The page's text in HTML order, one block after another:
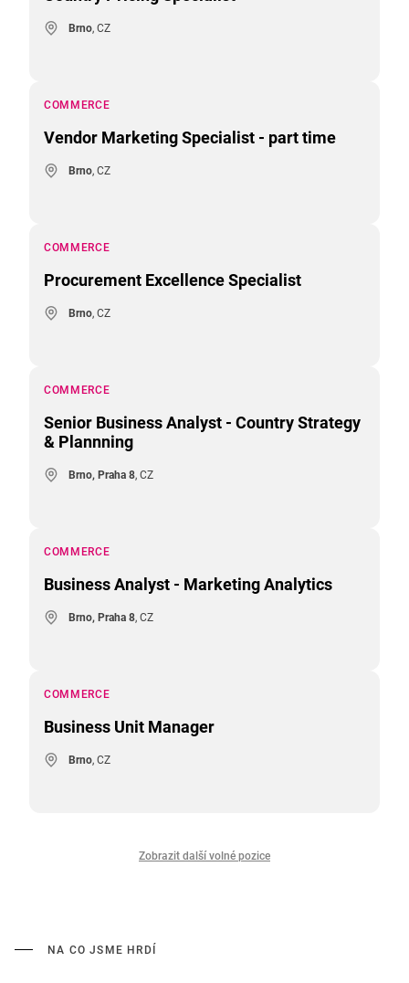
Brno, CZ
COMMERCE
Vendor Marketing Specialist - part time
Brno, CZ
COMMERCE
Procurement Excellence Specialist
Brno, CZ
COMMERCE
Senior Business Analyst - Country Strategy
& Plannning
Brno, Praha 8, CZ
COMMERCE
Business Analyst - Marketing Analytics
Brno, Praha 8, CZ
COMMERCE
Business Unit Manager
Brno, CZ
Zobrazit další volné pozice
NA CO JSME HRDÍ